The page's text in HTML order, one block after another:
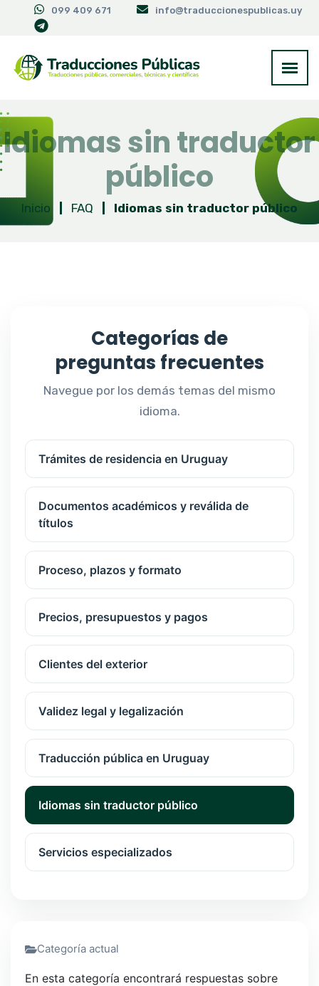
099 409 671 info@traduccionespublicas.uy
Idiomas sin traductor
público
Inicio FAQ Idiomas sin traductor público
Categorías de
preguntas frecuentes
Navegue por los demás temas del mismo
idioma.
Trámites de residencia en Uruguay
Documentos académicos y reválida de
títulos
Proceso, plazos y formato
Precios, presupuestos y pagos
Clientes del exterior
Validez legal y legalización
Traducción pública en Uruguay
Idiomas sin traductor público
Servicios especializados
Categoría actual
En esta categoría encontrará respuestas sobre